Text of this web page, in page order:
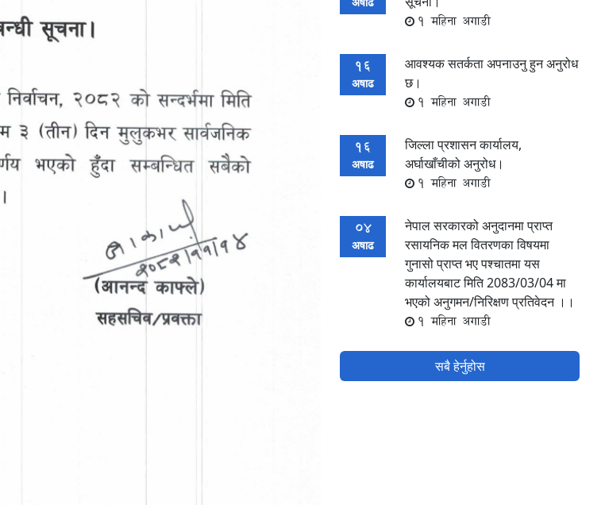
1 महिना अगाडी
16
अषाढ
आवश्यक सतर्कता अपनाउनु हुन अनुरोध
छ।
1 महिना अगाडी
16
अषाढ
जिल्ला प्रशासन कार्यालय,
अर्घाखाँचीको अनुरोध।
1 महिना अगाडी
04
अषाढ
नेपाल सरकारको अनुदानमा प्राप्त
रसायनिक मल वितरणका विषयमा
गुनासो प्राप्त भए पश्चातमा यस
कार्यालयबाट मिति 2083/03/04 मा
भएको अनुगमन/निरिक्षण प्रतिवेदन ।।
1 महिना अगाडी
सबै हेर्नुहोस